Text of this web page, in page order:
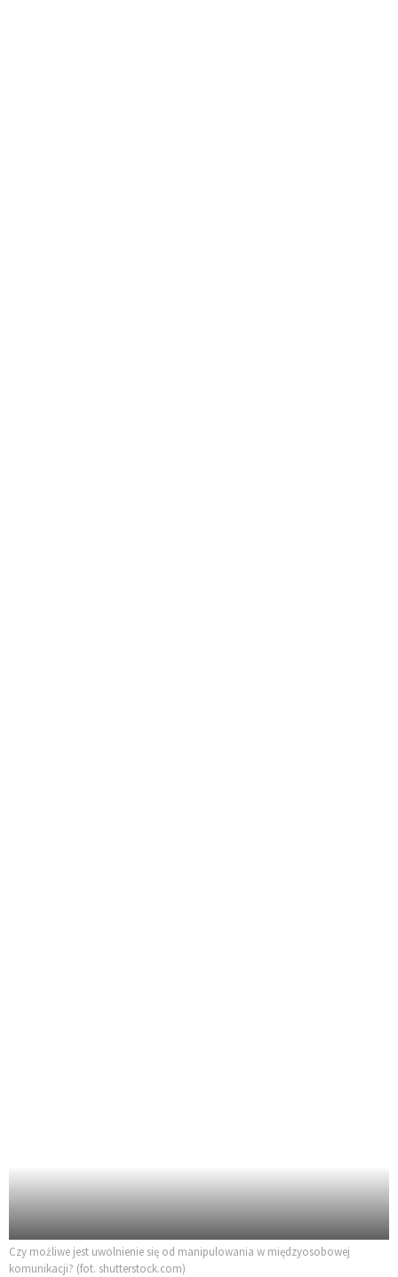
Czy możliwe jest uwolnienie się od manipulowania w międzyosobowej
komunikacji? (fot. shutterstock.com)